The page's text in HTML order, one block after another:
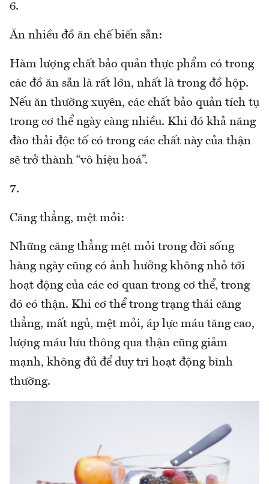
6.
Ăn nhiều đồ ăn chế biến sẵn:
Hàm lượng chất bảo quản thực phẩm có trong
các đồ ăn sẵn là rất lớn, nhất là trong đồ hộp.
Nếu ăn thường xuyên, các chất bảo quản tích tụ
trong cơ thể ngày càng nhiều. Khi đó khả năng
đào thải độc tố có trong các chất này của thận
sẽ trở thành “vô hiệu hoá”.
7.
Căng thẳng, mệt mỏi:
Những căng thẳng mệt mỏi trong đời sống
hàng ngày cũng có ảnh hưởng không nhỏ tới
hoạt động của các cơ quan trong cơ thể, trong
đó có thận. Khi cơ thể trong trạng thái căng
thẳng, mất ngủ, mệt mỏi, áp lực máu tăng cao,
lượng máu lưu thông qua thận cũng giảm
mạnh, không đủ để duy trì hoạt động bình
thường.